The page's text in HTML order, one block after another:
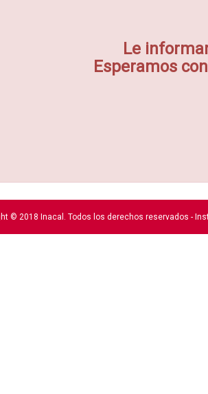
Le
Esperamos
© 2018 Inacal. Todos los derechos reservados -